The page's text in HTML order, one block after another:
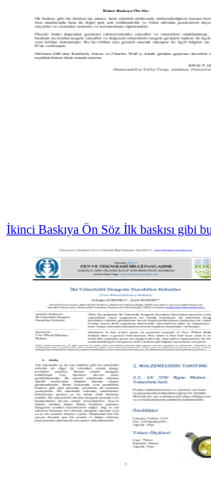
İkinci Baskıya Ön Söz İlk baskısı gibi